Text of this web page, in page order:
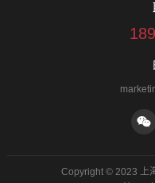
Copyright © 2023 上